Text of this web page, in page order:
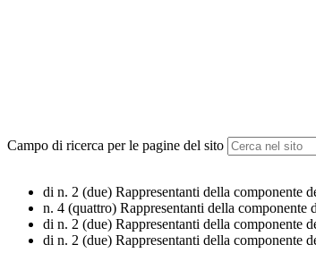
Campo di ricerca per le pagine del sito
di n. 2 (due) Rappresentanti della
n. 4 (quattro) Rappresentanti della
di n. 2 (due) Rappresentanti della
di n. 2 (due) Rappresentanti della